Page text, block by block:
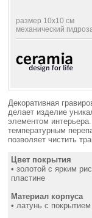
размер 10х10 см
механический
Декоративная
делает изделие
элементом
температурным
позволяет чистить
Цвет покрытия
• золотой с ярким
пластине
Материал корпуса
• латунь с